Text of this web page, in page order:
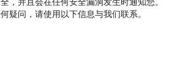
疑问，请使用以下信息与我们联系。